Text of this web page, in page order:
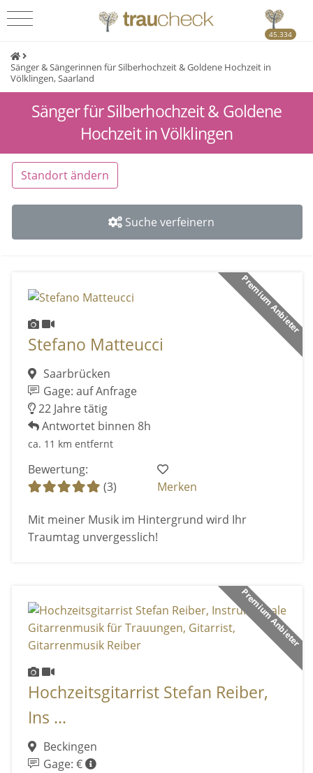
45.334
Sänger & Sängerinnen für Silberhochzeit & Goldene Hochzeit in
Völklingen, Saarland
Sänger für Silberhochzeit & Goldene
Hochzeit in Völklingen
Standort ändern
Suche verfeinern
Premium Anbieter
Stefano Matteucci
Saarbrücken
Gage: auf Anfrage
22 Jahre tätig
Antwortet binnen 8h
ca. 11 km entfernt
Bewertung:
(3)
Merken
Mit meiner Musik im Hintergrund wird Ihr
Traumtag unvergesslich!
Premium Anbieter
Hochzeitsgitarrist Stefan Reiber,
Ins ...
Beckingen
Gage: €